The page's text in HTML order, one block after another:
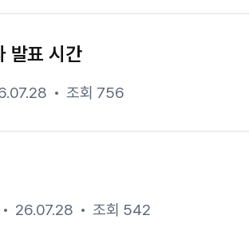
발표 시간
조회 756
26.07.28 조회 542